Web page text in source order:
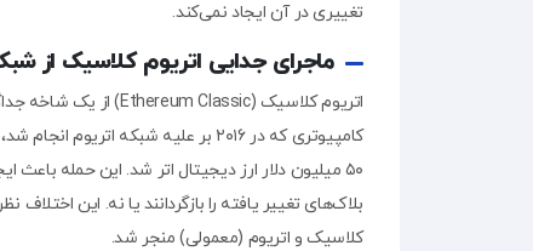
info@sanachange.com
تغییری در آن ایجاد نمی‌کند.
ماجرای جدایی‌ اتریوم کلاسیک از
کامپیوتری که در ۲۰۱۶ بر علیه شبکه
۵۰ میلیون دلار ارز دیجیتال اتر شد. این حمله
بلاک‌های تغییر یافته را بازگردانند یا نه. این
کلاسیک و اتریوم (معمولی) منجر شد.